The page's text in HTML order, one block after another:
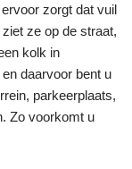
zorgt dat vuil
ze op de straat,
kolk in
daarvoor bent u
parkeerplaats,
Zo voorkomt u